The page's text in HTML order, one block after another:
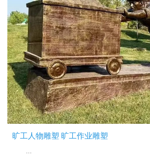
旷工人物雕塑 旷工作业雕塑